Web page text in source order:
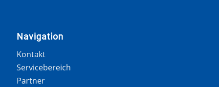
Navigation
Kontakt
Servicebereich
Partner